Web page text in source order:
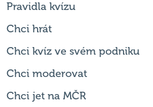
Pravidla kvízu
Chci hrát
Chci kvíz ve svém podniku
Chci moderovat
Chci jet na MČR